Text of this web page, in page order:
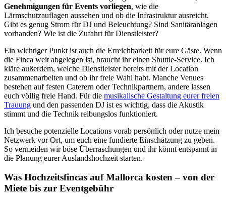
Genehmigungen für Events vorliegen, wie die
Lärmschutzauflagen aussehen und ob die Infrastruktur ausreicht.
Gibt es genug Strom für DJ und Beleuchtung? Sind Sanitäranlagen
vorhanden? Wie ist die Zufahrt für Dienstleister?
Ein wichtiger Punkt ist auch die Erreichbarkeit für eure Gäste. Wenn
die Finca weit abgelegen ist, braucht ihr einen Shuttle-Service. Ich
kläre außerdem, welche Dienstleister bereits mit der Location
zusammenarbeiten und ob ihr freie Wahl habt. Manche Venues
bestehen auf festen Caterern oder Technikpartnern, andere lassen
euch völlig freie Hand. Für die musikalische Gestaltung eurer freien
Trauung und den passenden DJ ist es wichtig, dass die Akustik
stimmt und die Technik reibungslos funktioniert.
Ich besuche potenzielle Locations vorab persönlich oder nutze mein
Netzwerk vor Ort, um euch eine fundierte Einschätzung zu geben.
So vermeiden wir böse Überraschungen und ihr könnt entspannt in
die Planung eurer Auslandshochzeit starten.
Was Hochzeitsfincas auf Mallorca kosten – von der
Miete bis zur Eventgebühr